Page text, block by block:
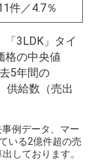
件／4.7％
「3LDK」タイ
格の中央値
5年間の
供給数（売出
例データ、マー
いる2億件超の売
しております。